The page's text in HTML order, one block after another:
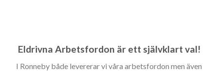
Eldrivna Arbetsfordon är ett självklart val!
I Ronneby både levererar vi våra arbetsfordon men även